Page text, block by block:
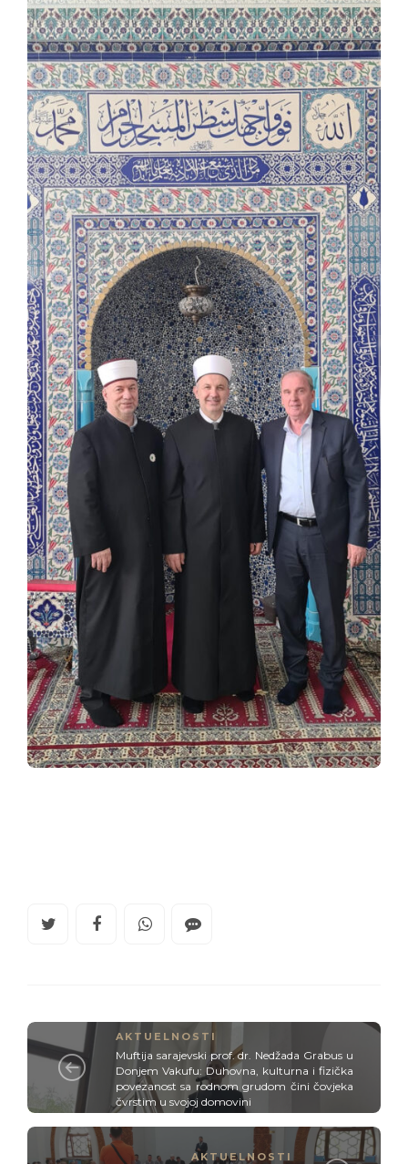
AKTUELNOSTI
Muftija sarajevski prof. dr. Nedžada Grabus u
Donjem Vakufu: Duhovna, kulturna i fizička
povezanost sa rodnom grudom čini čovjeka
čvrstim u svojoj domovini
AKTUELNOSTI